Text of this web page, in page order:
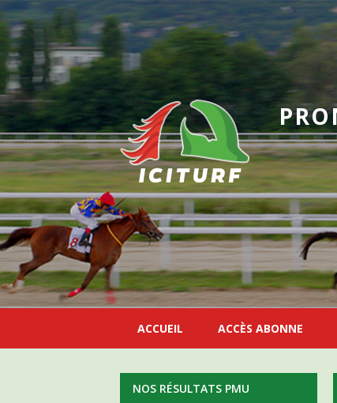
ACCUEIL ACCÈS ABONNE
NOS RÉSULTATS PMU